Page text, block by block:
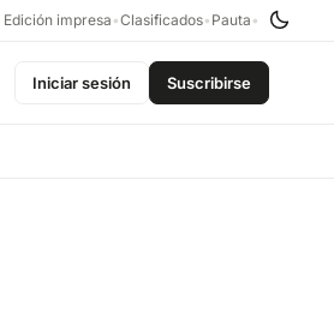
Edición impresa •Clasificados• Pauta •
Iniciar sesión Suscribirse